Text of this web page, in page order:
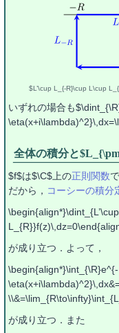
$L’\cup L_{-R}\cup L\cup
いずれの場合も
全体の積分と
$f$は$\C$上の正則関数
だから， コーシーの積分
が成り立つ．よって，
\begin{align*}\int_{\R}e^{-
が成り立つ．また